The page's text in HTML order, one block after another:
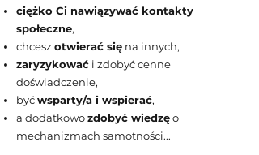
ciężko Ci nawiązywać kontakty
społeczne,
chcesz otwierać się na innych,
zaryzykować i zdobyć cenne
doświadczenie,
byćwsparty/a i wspierać,
a dodatkowozdobyć wiedzęo
mechanizmach samotności...